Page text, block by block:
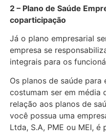
2 – Plano de Saúde
coparticipação
Já o plano empresarial
empresa se
integrais para os
Os planos de saúde para
costumam ser em média
relação aos planos de
você possua uma
Ltda, S.A, PME ou MEI,